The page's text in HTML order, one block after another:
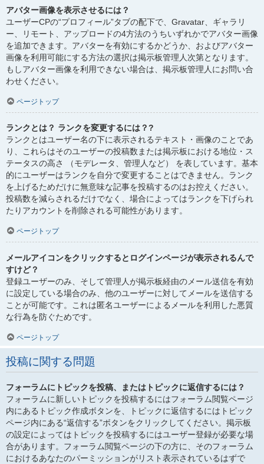
アバター画像を表示させるには？
ユーザーCPの“プロフィール”タブの配下で、Gravatar、ギャラリ
ー、リモート、アップロードの4方法のうちいずれかでアバター画像
を追加できます。アバターを有効にするかどうか、およびアバター
画像を利用可能にする方法の選択は掲示板管理人次第となります。
もしアバター画像を利用できない場合は、掲示板管理人にお問い合
わせください。
ページトップ
ランクとは？ ランクを変更するには？?
ランクとはユーザー名の下に表示されるテキスト・画像のことであ
り、これらはそのユーザーの投稿数または掲示板における地位・ス
テータスの高さ （モデレータ、管理人など） を表しています。基本
的にユーザーはランクを自分で変更することはできません。ランク
を上げるためだけに無意味な記事を投稿するのはお控えください。
投稿数を減らされるだけでなく、場合によってはランクを下げられ
たりアカウントを削除される可能性があります。
ページトップ
メールアイコンをクリックするとログインページが表示されるんで
すけど？
登録ユーザーのみ、そして管理人が掲示板経由のメール送信を有効
に設定している場合のみ、他のユーザーに対してメールを送信する
ことが可能です。これは匿名ユーザーによるメールを利用した悪質
な行為を防ぐためです。
ページトップ
投稿に関する問題
フォーラムにトピックを投稿、またはトピックに返信するには？
フォーラムに新しいトピックを投稿するにはフォーラム閲覧ページ
内にあるトピック作成ボタンを、トピックに返信するにはトピック
ページ内にある“返信する”ボタンをクリックしてください。掲示板
の設定によってはトピックを投稿するにはユーザー登録が必要な場
合があります。フォーラム閲覧ページの下の方に、そのフォーラム
におけるあなたのパーミッションがリスト表示されているはずで